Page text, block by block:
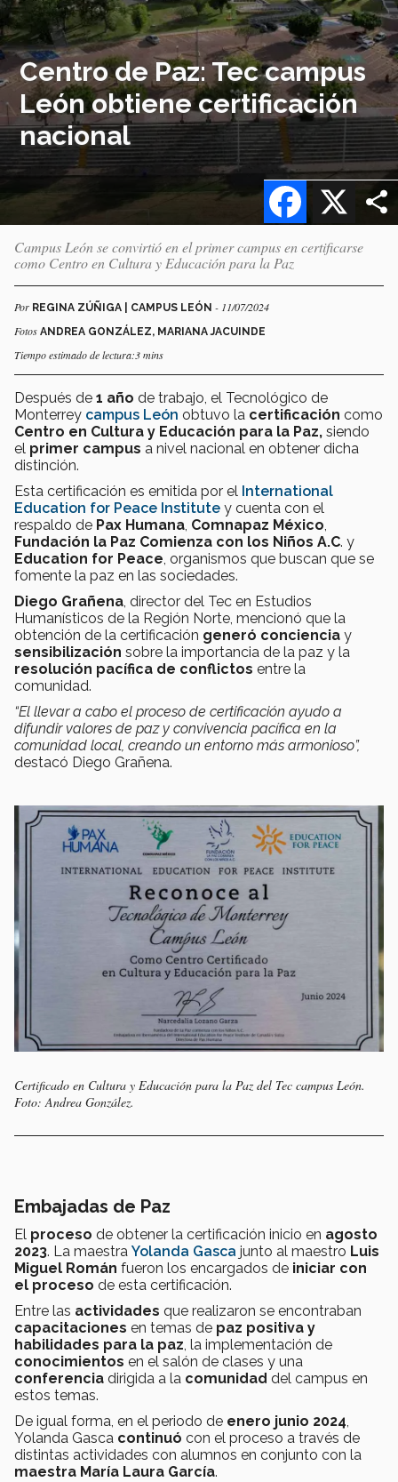
Centro de Paz: Tec campus
León obtiene certificación
nacional
X
Facebook
Campus León se convirtió en el primer campus en certificarse
como Centro en Cultura y Educación para la Paz
Por REGINA ZÚÑIGA | CAMPUS LEÓN - 11/07/2024
Fotos ANDREA GONZÁLEZ, MARIANA JACUINDE
Tiempo estimado de lectura:3 mins
Después de 1 año de trabajo, el Tecnológico de
Monterrey campus León obtuvo la certificación como
Centro en Cultura y Educación para la Paz, siendo
el primer campus a nivel nacional en obtener dicha
distinción.
Esta certificación es emitida por el International
Education for Peace Institute y cuenta con el
respaldo de Pax Humana Comnapaz México
Fundación la Paz Comienza con los Niños A.C. y
Education for Peace , organismos que buscan que se
fomente la paz en las sociedades.
Diego Grañena , director del Tec en Estudios
Humanísticos de la Región Norte, mencionó que la
obtención de la certificación generó conciencia y
sensibilización sobre la importancia de la paz y la
resolución pacífica de conflictos entre la
comunidad.
“El llevar a cabo el proceso de certificación ayudo a
difundir valores de paz y convivencia pacífica en la
comunidad local, creando un entorno más armonioso”,
destacó Diego Grañena.
Certificado en Cultura y Educación para la Paz del Tec campus León.
Foto: Andrea González.
Embajadas de Paz
El proceso de obtener la certificación inicio en agosto
2023. La maestra Yolanda Gasca junto al maestro Luis
Miguel Román fueron los encargados de iniciar con
el proceso de esta certificación.
Entre las actividades que realizaron se encontraban
capacitaciones en temas de paz positiva y
habilidades para la paz, la implementación de
conocimientos en el salón de clases y una
conferencia dirigida a la comunidad del campus en
estos temas.
De igual forma, en el periodo de enero junio 2024,
Yolanda Gasca continuó con el proceso a través de
distintas actividades con alumnos en conjunto con la
maestra María Laura García.